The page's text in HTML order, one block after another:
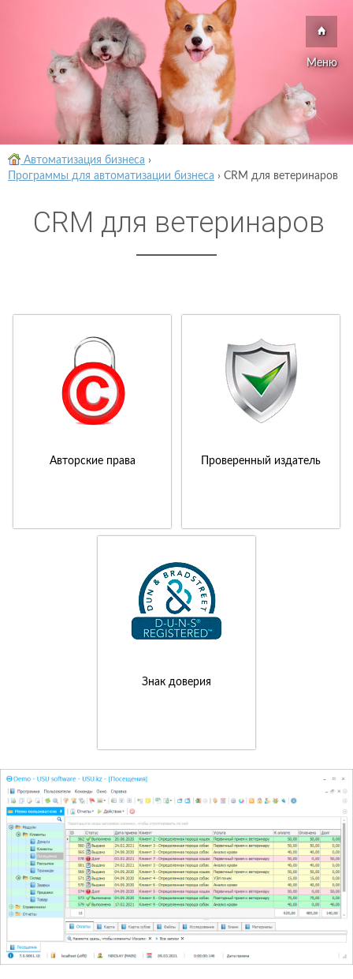
Меню
Автоматизация бизнеса ›
Программы для автоматизации бизнеса › CRM для ветеринаров
CRM для ветеринаров
Авторские права Проверенный издатель
Знак доверия